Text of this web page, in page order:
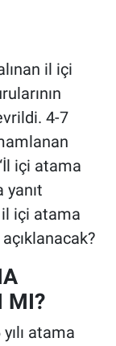
il içi
4-7
içi atama
yanıt
içi atama
MI?
atama